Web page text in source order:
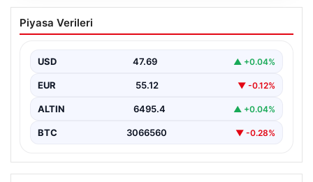
Nilda Müge’nin Ölümüne Yönelik Silahlı
Saldırının Kameralara Yansıyan
İstanbul’un Şişli ilçesinde yaşanan korkutucu olayda,
ilaçları…
Piyasa Verileri
USD 47.69 ▲ +0.04%
EUR 55.12 ▼ -0.12%
ALTIN 6495.4 ▲ +0.04%
BTC 3066560 ▼ -0.28%